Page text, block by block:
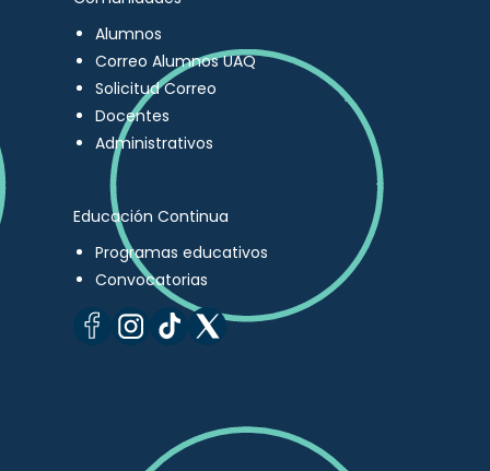
Alumnos
Correo Alumnos UAQ
Solicitud Correo
Docentes
Administrativos
Educación Continua
Programas educativos
Convocatorias